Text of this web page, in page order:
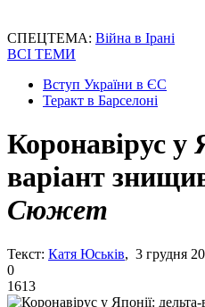
СПЕЦТЕМА: Війна в Ірані
ВСІ ТЕМИ
Вступ України в ЄС
Теракт в Барселоні
Коронавірус у
варіант
Сюжет
Текст: Катя Юськів, 3 грудня
0
1613